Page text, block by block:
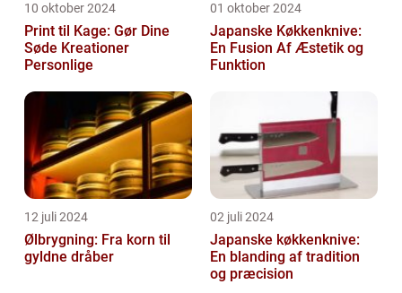
10 oktober 2024
Print til Kage: Gør Dine
Søde Kreationer
Personlige
01 oktober 2024
Japanske Køkkenknive:
En Fusion Af Æstetik og
Funktion
12 juli 2024
Ølbrygning: Fra korn til
gyldne dråber
02 juli 2024
Japanske køkkenknive:
En blanding af tradition
og præcision